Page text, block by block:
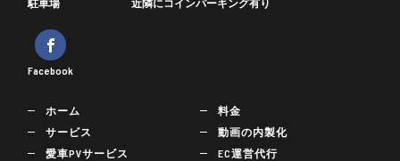
駐車場
近隣にコインパーキング有り
Facebook
ホーム
サービス
愛車PVサービス
料金
動画の内製化
EC運営代行